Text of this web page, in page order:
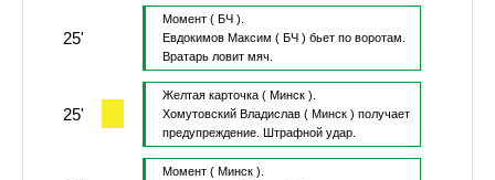
25'
Момент ( БЧ ).
Евдокимов Максим ( БЧ ) бьет по воротам.
Вратарь ловит мяч.
25'
Желтая карточка ( Минск ).
Хомутовский Владислав( Минск ) получает
предупреждение.
Штрафной удар.
Момент ( Минск ).